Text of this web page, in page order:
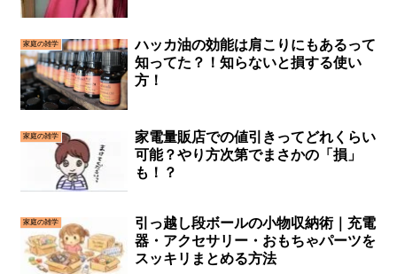
家庭の雑学
ハッカ油の効能は肩こりにもあるって
知ってた？！知らないと損する使い
方！
家庭の雑学
家電量販店での値引きってどれくらい
可能？やり方次第でまさかの「損」
も！？
家庭の雑学
引っ越し段ボールの小物収納術｜充電
器・アクセサリー・おもちゃパーツを
スッキリまとめる方法